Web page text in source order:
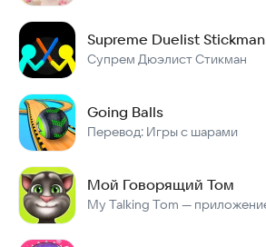
Supreme Duelist Stickman
Супрем Дюэлист Стикман
Going Balls
Перевод: Игры с шарами
Мой Говорящий Том